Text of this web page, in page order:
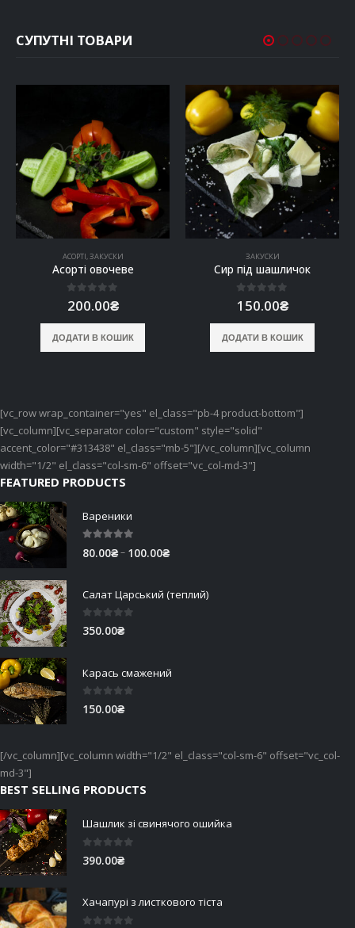
СУПУТНІ ТОВАРИ
АСОРТІ,ЗАКУСКИ
Асорті овочеве
0out of 5
200.00₴
ДОДАТИ В КОШИК
ЗАКУСКИ
Сир під шашличок
0 out of 5
150.00₴
ДОДАТИ В КОШИК
[vc_row wrap_container="yes" el_class="pb-4 product-bottom"]
[vc_column][vc_separator color="custom" style="solid"
accent_color="#313438" el_class="mb-5"][/vc_column][vc_column
width="1/2" el_class="col-sm-6" offset="vc_col-md-3"]
FEATURED PRODUCTS
Вареники
80.00₴– 100.00₴Price
through
Салат Царський (теплий)
0out of 5
350.00₴
Карась смажений
0 out of 5
150.00₴
[/vc_column][vc_column width="1/2" el_class="col-sm-6" offset="vc_col-
md-3"]
BEST SELLING PRODUCTS
Шашлик зі свинячого ошийка
0 out of 5
390.00₴
Хачапурі з листкового тіста